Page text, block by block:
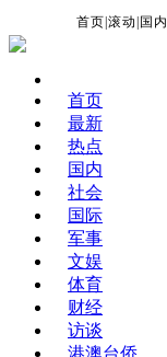
首页 |滚动 国内
首页
最新
热点
国内
社会
国际
军事
文娱
体育
财经
访谈
港澳台侨